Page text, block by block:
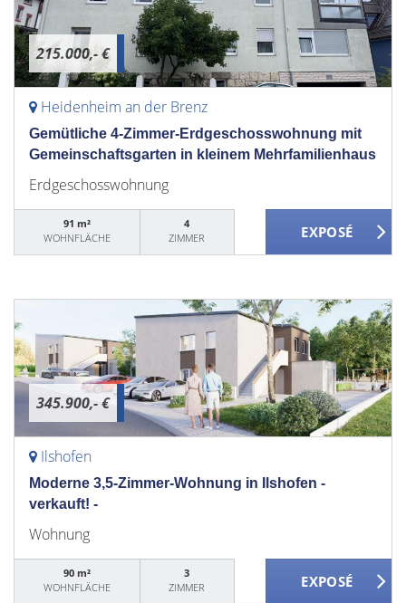
215.000,- €
Heidenheim an der Brenz
Gemütliche 4-Zimmer-Erdgeschosswohnung mit
Gemeinschaftsgarten in kleinem Mehrfamilienhaus
Erdgeschosswohnung
91 m²
WOHNFLÄCHE
4
ZIMMER
345.900,- €
Ilshofen
Moderne 3,5-Zimmer-Wohnung in Ilshofen -
verkauft! -
Wohnung
90 m²
WOHNFLÄCHE
3
ZIMMER